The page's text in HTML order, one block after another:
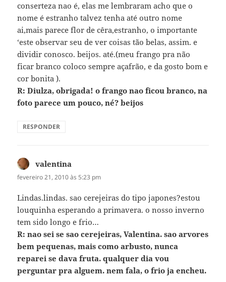
conserteza nao é, elas me lembraram acho que o
nome é estranho talvez tenha até outro nome
ai,mais parece flor de cêra,estranho, o importante
‘este observar seu de ver coisas tão belas, assim. e
dividir conosco. beijos. até.(meu frango pra não
ficar branco coloco sempre açafrão, e da gosto bom e
cor bonita ).
R: Diulza, obrigada! o frango nao ficou branco, na
foto parece um pouco, né? beijos
RESPONDER
valentina
fevereiro 21, 2010 às 5:23 pm
Lindas.lindas. sao cerejeiras do tipo japones?estou
louquinha esperando a primavera. o nosso inverno
tem sido longo e frio…
R: nao sei se sao cerejeiras, Valentina. sao arvores
bem pequenas, mais como arbusto, nunca
reparei se dava fruta. qualquer dia vou
perguntar pra alguem. nem fala, o frio ja encheu.